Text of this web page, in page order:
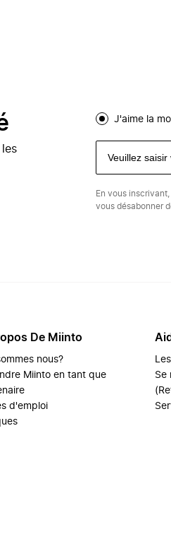
J'aime la
En vous
vous désabonner
De Miinto
nous?
Miinto en tant que
d'emploi
Se